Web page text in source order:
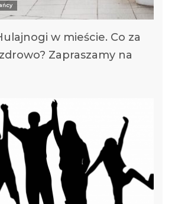
w mieście. Co za
Zapraszamy na